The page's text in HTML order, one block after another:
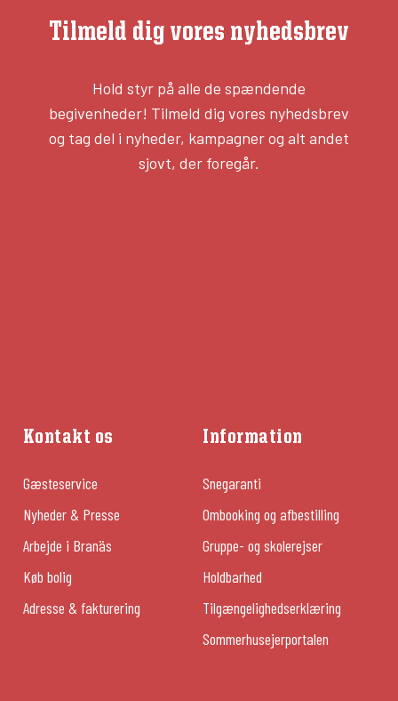
Tilmeld dig vores nyhedsbrev
Hold styr på alle de spændende
begivenheder! Tilmeld dig vores nyhedsbrev
og tag del i nyheder, kampagner og alt andet
sjovt, der foregår.
Kontakt os
Gæsteservice
Nyheder & Presse
Arbejde i Branäs
Køb bolig
Adresse & fakturering
Information
Snegaranti
Ombooking og afbestilling
Gruppe- og skolerejser
Holdbarhed
Tilgængelighedserklæring
Sommerhusejerportalen